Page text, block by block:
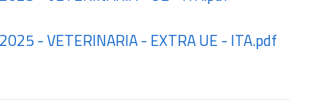
- VETERINARIA - EXTRA UE - ITA.pdf